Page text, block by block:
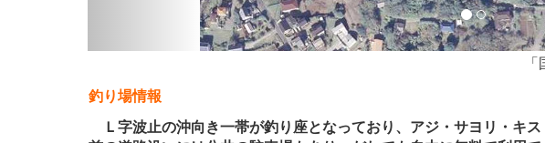
釣り場情報
Ｌ字波止の沖向き一帯が釣り座となっており、アジ・サヨリ・キ